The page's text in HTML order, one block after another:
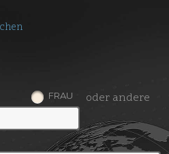
FRAU oder andere